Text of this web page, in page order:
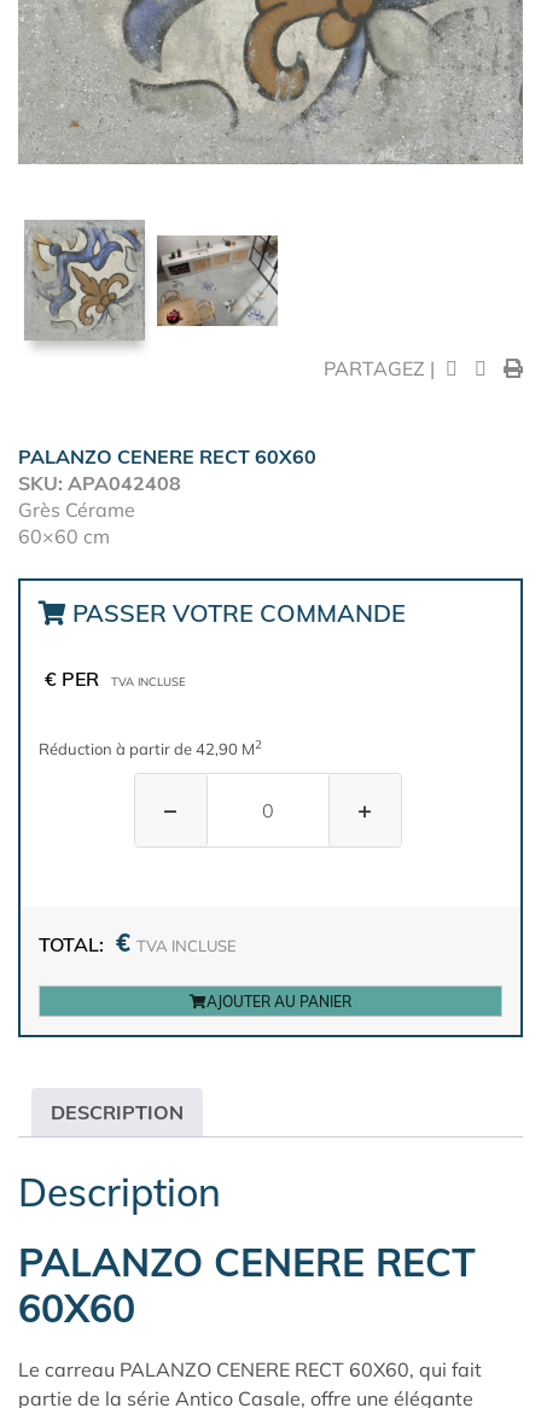
PARTAGEZ |
PALANZO CENERE RECT 60X60
SKU: APA042408
Grès Cérame
60×60 cm
PASSER VOTRE COMMANDE
€ PER TVA INCLUSE
Réduction à partir de 42,90 M2
− +
TOTAL: € TVA INCLUSE
AJOUTER AU PANIER
DESCRIPTION
Description
PALANZO CENERE RECT
60X60
Le carreau PALANZO CENERE RECT 60X60, qui fait
partie de la série Antico Casale, offre une élégante